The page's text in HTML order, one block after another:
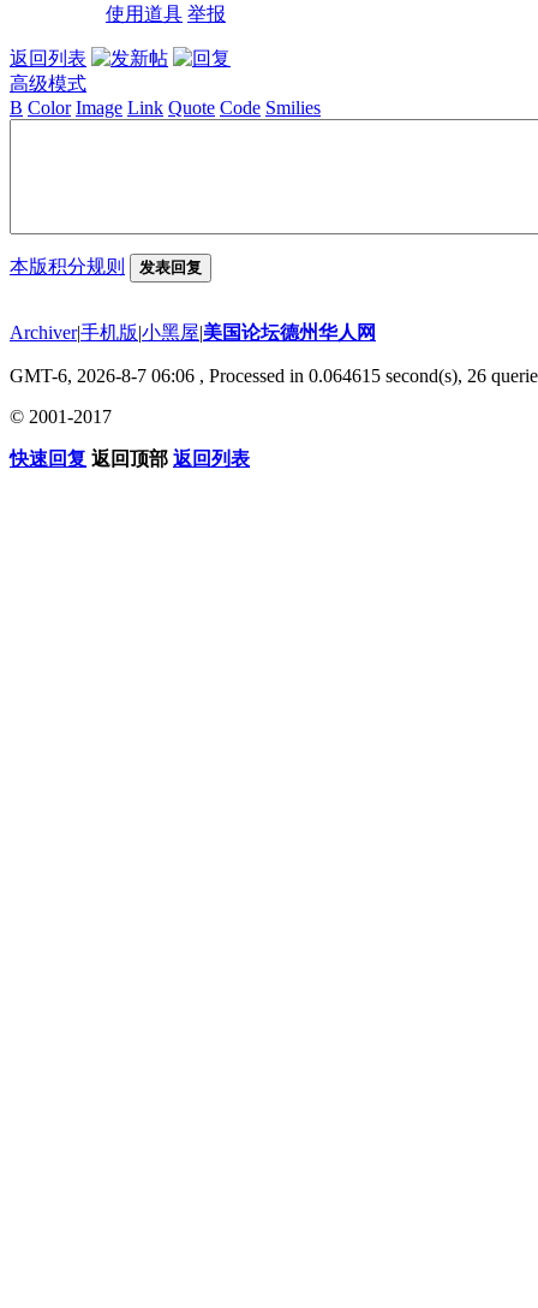
使用道具 举报
返回列表
高级模式
B Color Image Link Quote Code Smilies
本版积分规则 发表回复
Archiver|手机版|小黑屋|美国论坛德州华人网
GMT-6, 2026-8-7 06:06 , Processed in 0.064615 second(s), 26
© 2001-2017
快速回复 返回顶部 返回列表